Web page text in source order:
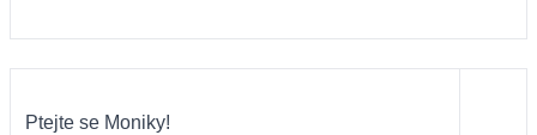
Ptejte se Moniky!